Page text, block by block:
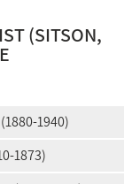
(SITSON,
1940)
1873)